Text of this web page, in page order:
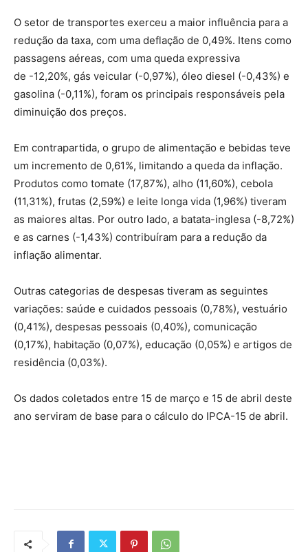
O setor de transportes exerceu a maior influência para a
redução da taxa, com uma deflação de 0,49%. Itens como
passagens aéreas, com uma queda expressiva
de -12,20%, gás veicular (-0,97%), óleo diesel (-0,43%) e
gasolina (-0,11%), foram os principais responsáveis pela
diminuição dos preços.
Em contrapartida, o grupo de alimentação e bebidas teve
um incremento de 0,61%, limitando a queda da inflação.
Produtos como tomate (17,87%), alho (11,60%), cebola
(11,31%), frutas (2,59%) e leite longa vida (1,96%) tiveram
as maiores altas. Por outro lado, a batata-inglesa (-8,72%)
e as carnes (-1,43%) contribuíram para a redução da
inflação alimentar.
Outras categorias de despesas tiveram as seguintes
variações: saúde e cuidados pessoais (0,78%), vestuário
(0,41%), despesas pessoais (0,40%), comunicação
(0,17%), habitação (0,07%), educação (0,05%) e artigos de
residência (0,03%).
Os dados coletados entre 15 de março e 15 de abril deste
ano serviram de base para o cálculo do IPCA-15 de abril.